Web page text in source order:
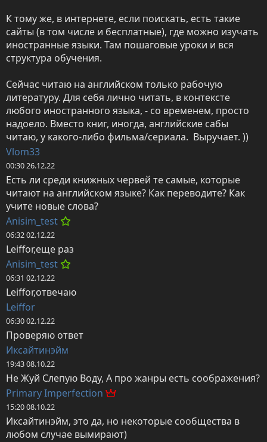
К тому же, в интернете, если поискать, есть такие
сайты (в том числе и бесплатные), где можно изучать
иностранные языки. Там пошаговые уроки и вся
структура обучения.
Сейчас читаю на английском только рабочую
литературу. Для себя лично читать, в контексте
любого иностранного языка, - со временем, просто
надоело. Вместо книг, иногда, английские сабы
читаю, у какого-либо фильма/сериала.  Выручает. ))
Vlom33
00:30 26.12.22
Есть ли среди книжных червей те самые, которые
читают на английском языке? Как переводите? Как
учите новые слова?
Anisim_test
06:32 02.12.22
Leiffor,еще раз
Anisim_test
06:31 02.12.22
Leiffor,отвечаю
Leiffor
06:30 02.12.22
Проверяю ответ
Иксайтинэйм
19:43 08.10.22
Не Жуй Слепую Воду, А про жанры есть соображения?
Primary Imperfection
15:20 08.10.22
Иксайтинэйм, это да, но некоторые сообщества в
любом случае вымирают)